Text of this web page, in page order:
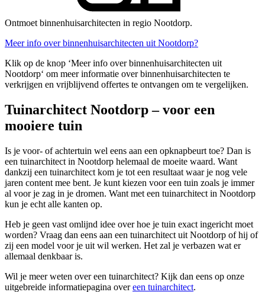
Ontmoet binnenhuisarchitecten in regio Nootdorp.
Meer info over binnenhuisarchitecten uit Nootdorp?
Klik op de knop ‘Meer info over binnenhuisarchitecten uit
Nootdorp‘ om meer informatie over binnenhuisarchitecten te
verkrijgen en vrijblijvend offertes te ontvangen om te vergelijken.
Tuinarchitect Nootdorp – voor een
mooiere tuin
Is je voor- of achtertuin wel eens aan een opknapbeurt toe? Dan is
een tuinarchitect in Nootdorp helemaal de moeite waard. Want
dankzij een tuinarchitect kom je tot een resultaat waar je nog vele
jaren content mee bent. Je kunt kiezen voor een tuin zoals je immer
al voor je zag in je dromen. Want met een tuinarchitect in Nootdorp
kun je echt alle kanten op.
Heb je geen vast omlijnd idee over hoe je tuin exact ingericht moet
worden? Vraag dan eens aan een tuinarchitect uit Nootdorp of hij of
zij een model voor je uit wil werken. Het zal je verbazen wat er
allemaal denkbaar is.
Wil je meer weten over een tuinarchitect? Kijk dan eens op onze
uitgebreide informatiepagina overeen tuinarchitect.